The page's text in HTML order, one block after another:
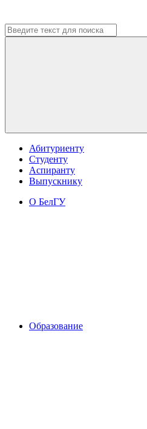
Абитуриенту
Студенту
Аспиранту
Выпускнику
О БелГУ
Образование